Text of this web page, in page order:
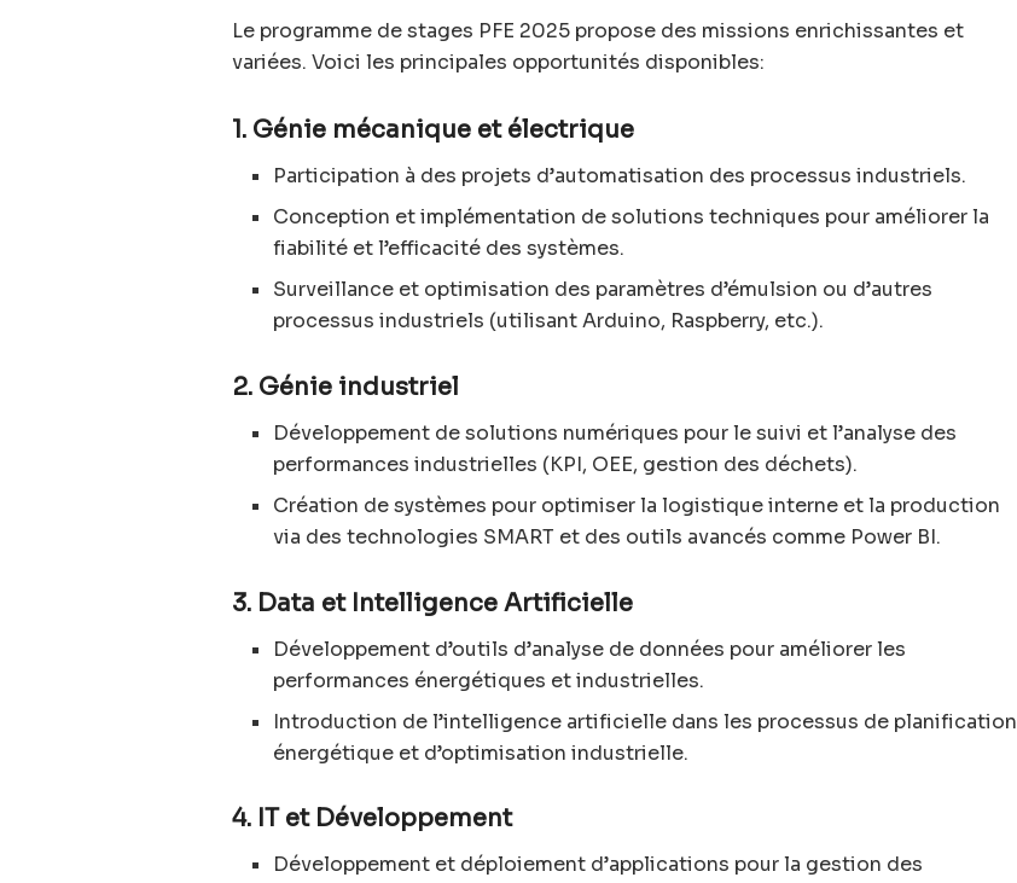
Le programme de stages PFE 2025 propose des missions enrichissantes et
variées. Voici les principales opportunités disponibles:
1. Génie mécanique et électrique
Participation à des projets d’automatisation des processus industriels.
Conception et implémentation de solutions techniques pour améliorer la
fiabilité et l’efficacité des systèmes.
Surveillance et optimisation des paramètres d’émulsion ou d’autres
processus industriels (utilisant Arduino, Raspberry, etc.).
2. Génie industriel
Développement de solutions numériques pour le suivi et l’analyse des
performances industrielles (KPI, OEE, gestion des déchets).
Création de systèmes pour optimiser la logistique interne et la production
via des technologies SMART et des outils avancés comme Power BI.
3. Data et Intelligence Artificielle
Développement d’outils d’analyse de données pour améliorer les
performances énergétiques et industrielles.
Introduction de l’intelligence artificielle dans les processus de planification
énergétique et d’optimisation industrielle.
4. IT et Développement
Développement et déploiement d’applications pour la gestion des